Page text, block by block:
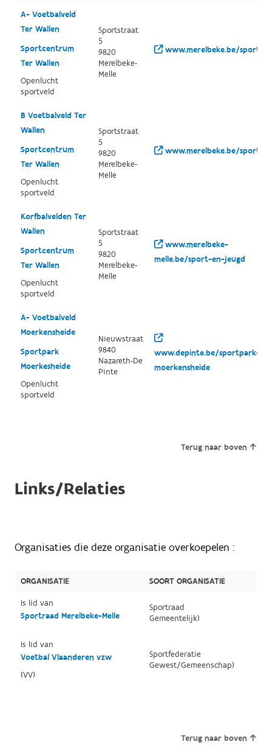
A- Voetbalveld
Ter Wallen
Sportcentrum
Ter Wallen
Openlucht
sportveld
Sportstraat
5
9820
Merelbeke-
Melle
www.merelbeke.be/sport
B Voetbalveld Ter
Wallen
Sportcentrum
Ter Wallen
Openlucht
sportveld
Sportstraat
5
9820
Merelbeke-
Melle
www.merelbeke.be/sport
Korfbalvelden Ter
Wallen
Sportcentrum
Ter Wallen
Openlucht
sportveld
Sportstraat
5
9820
Merelbeke-
Melle
www.merelbeke-
melle.be/sport-en-jeugd
A- Voetbalveld
Moerkensheide
Sportpark
Moerkesheide
Openlucht
sportveld
Nieuwstraat
9840
Nazareth-De
Pinte
www.depinte.be/sportpark-
moerkensheide
Terug naar boven
Links/Relaties
Organisaties die deze organisatie overkoepelen :
ORGANISATIE
SOORT ORGANISATIE
Is lid van
Sportraad Merelbeke-Melle
Sportraad
Gemeentelijk)
Is lid van
Voetbal Vlaanderen vzw
(VV)
Sportfederatie
Gewest/Gemeenschap)
Terug naar boven